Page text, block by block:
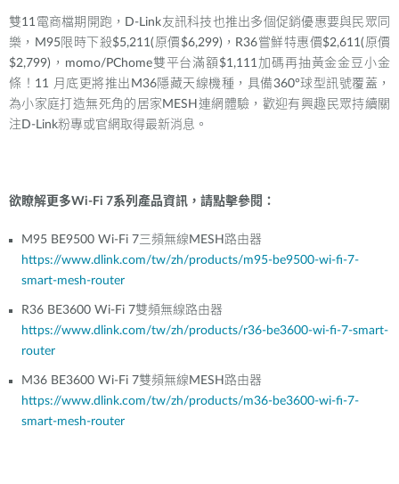
雙11 電商檔期開跑， D-Link友訊科技也推出多個促銷優惠要與民眾同
樂，
M95限時下殺$5,211( 原價 $6,299) ， R36嘗鮮特惠價$2,611( 原價
$2,799) ， momo/PChome雙平台滿額 $1,111 加碼再抽黃金金豆小金
條！ 11 月底更將推出 M36隱藏天線機種，具備360°球型訊號覆蓋，
為小家庭打造無死角的居家 MESH 連網體驗，歡迎有興趣民眾持續關
注 D-Link粉專或官網取得最新消息。
欲瞭解更多Wi-Fi 7系列產品資訊，請點擊參閱：
M95 BE9500 Wi-Fi 7三頻無線 MESH 路由器
https://www.dlink.com/tw/zh/products/m95-be9500-wi-fi-7-
smart-mesh-router
R36 BE3600 Wi-Fi 7雙頻無線路由器
https://www.dlink.com/tw/zh/products/r36-be3600-wi-fi-7-smart-
router
M36 BE3600 Wi-Fi 7雙頻無線 MESH 路由器
https://www.dlink.com/tw/zh/products/m36-be3600-wi-fi-7-
smart-mesh-router